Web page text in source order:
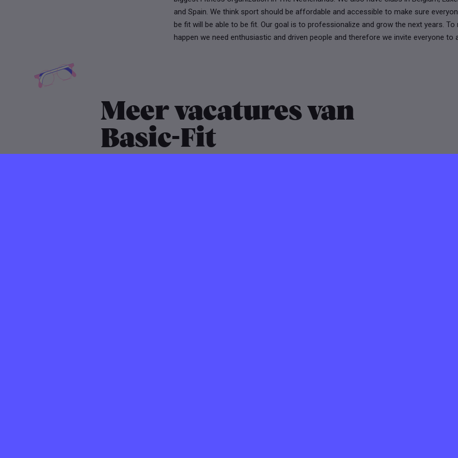
and Spain. We think sport should be affordable and accessible to make sure
be fit will be able to be fit. Our goal is to professionalize and grow the next years. To
happen we need enthusiastic and driven people and therefore we invite everyone to
Meer vacatures van
Basic-Fit